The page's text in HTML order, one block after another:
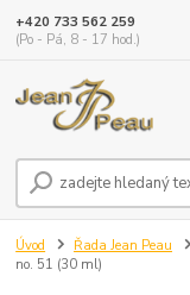
+420 733 562 259
(Po - Pá, 8 - 17 hod.)
Úvod Řada Jean Peau
no. 51 (30 ml)